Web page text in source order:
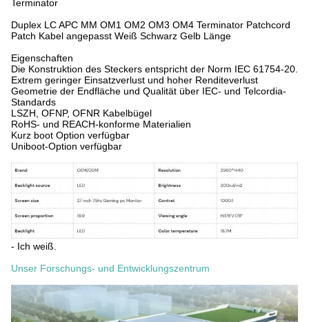
Terminator
Duplex LC APC MM OM1 OM2 OM3 OM4 Terminator Patchcord
Patch Kabel angepasst Weiß Schwarz Gelb Länge
Eigenschaften
Die Konstruktion des Steckers entspricht der Norm IEC 61754-20.
Extrem geringer Einsatzverlust und hoher Renditeverlust
Geometrie der Endfläche und Qualität über IEC- und Telcordia-
Standards
LSZH, OFNP, OFNR Kabelbügel
RoHS- und REACH-konforme Materialien
Kurz boot Option verfügbar
Uniboot-Option verfügbar
- Ich weiß.
Unser Forschungs- und Entwicklungszentrum